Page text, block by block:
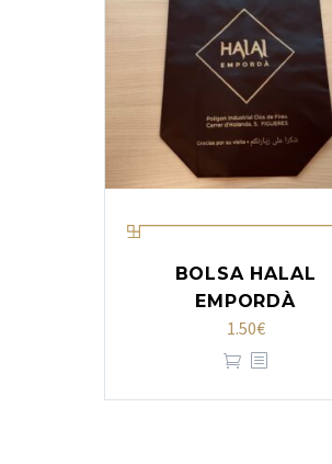
BOLSA HALAL
EMPORDÀ
1.50€